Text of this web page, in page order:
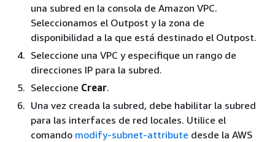
una subred en la consola de Amazon VPC.
Seleccionamos el Outpost y la zona de
disponibilidad a la que está destinado el Outpost.
Seleccione una VPC y especifique un rango de
direcciones IP para la subred.
Seleccione Crear.
Una vez creada la subred, debe habilitar la subred
para las interfaces de red locales. Utilice el
comando modify-subnet-attribute desde la AWS